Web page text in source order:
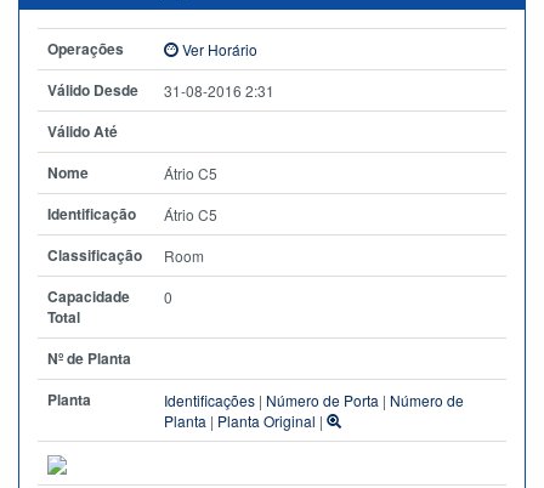
Operações Ver Horário
Válido Desde 31-08-2016 2:31
Válido Até
Nome
Átrio C5
Identificação Átrio C5
Classificação Room
Capacidade
Total
0
Nº de Planta
Planta
Identificações | Número de Porta | Número de
Planta | Planta Original |